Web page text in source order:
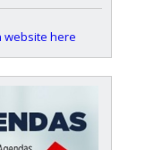
website here